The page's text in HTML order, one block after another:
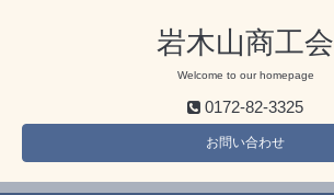
岩木山商工会
Welcome to our homepage
0172-82-3325
お問い合わせ